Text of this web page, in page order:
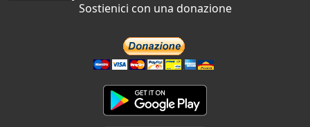
Sostienici con una donazione